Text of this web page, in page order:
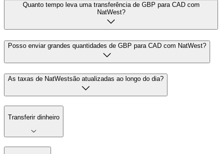
Quanto tempo leva uma transferência de GBP para CAD com
NatWest?
Posso enviar grandes quantidades de GBP para CAD com NatWest?
As taxas de NatWestsão atualizadas ao longo do dia?
Transferir dinheiro